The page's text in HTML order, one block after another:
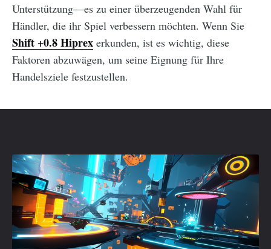
Unterstützung—es zu einer überzeugenden Wahl für
Händler, die ihr Spiel verbessern möchten. Wenn Sie
Shift +0.8 Hiprex erkunden, ist es wichtig, diese
Faktoren abzuwägen, um seine Eignung für Ihre
Handelsziele festzustellen.